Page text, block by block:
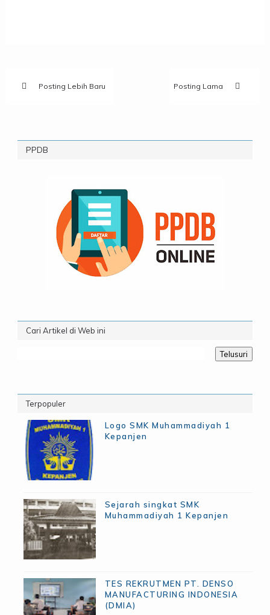
Posting Lebih Baru Posting Lama
PPDB
Cari Artikel di Web ini
Terpopuler
Logo SMK Muhammadiyah 1
Kepanjen
Sejarah singkat SMK
Muhammadiyah 1 Kepanjen
TES REKRUTMEN PT. DENSO
MANUFACTURING INDONESIA
(DMIA)